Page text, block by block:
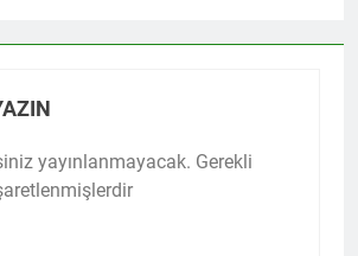
yayınlanmayacak. Gerekli